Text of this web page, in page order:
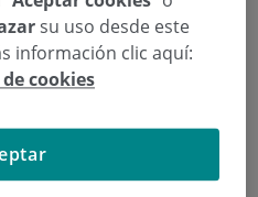
Hitzordua eskatu
su uso desde este
información clic aquí:
cookies